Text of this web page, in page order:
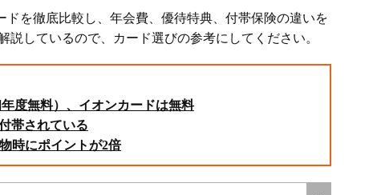
を徹底比較し、年会費、優待特典、付帯保険の違いを
しているので、カード選びの参考にしてください。
度無料）、イオンカードは無料
帯されている
時にポイントが2倍